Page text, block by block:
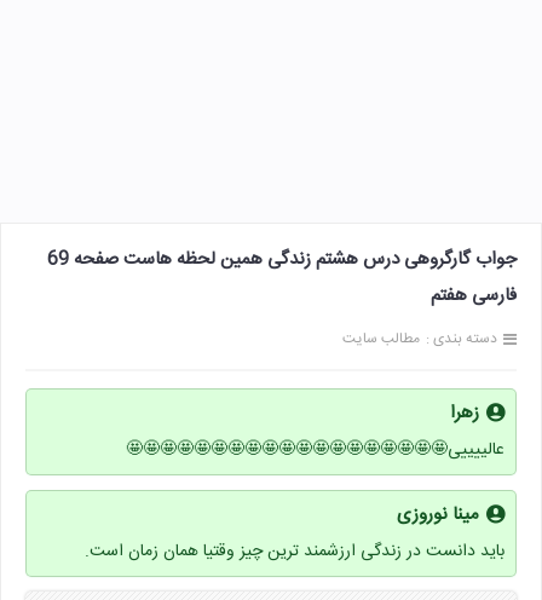
جواب گارگروهی درس هشتم زندگی همین لحظه هاست صفحه 69
فارسی هفتم
دسته بندی : مطالب سایت
زهرا
عالییییی🤩🤩🤩🤩🤩🤩🤩🤩🤩🤩🤩🤩🤩🤩🤩🤩🤩🤩🤩
مینا نوروزی
باید دانست در زندگی ارزشمند ترین چیز وقتیا همان زمان است.